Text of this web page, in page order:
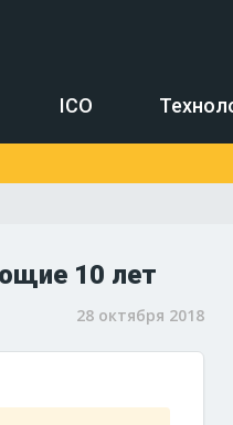
ICO
10 лет
28 октября 2018